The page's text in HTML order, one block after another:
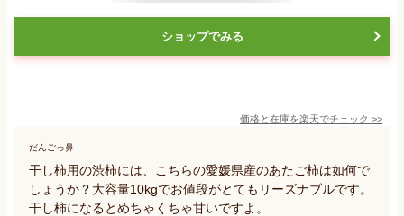
ショップでみる
価格と在庫を楽天でチェック >>
だんごっ鼻
干し柿用の渋柿には、こちらの愛媛県産のあたご柿は如何で
しょうか？大容量10kgでお値段がとてもリーズナブルです。
干し柿になるとめちゃくちゃ甘いですよ。